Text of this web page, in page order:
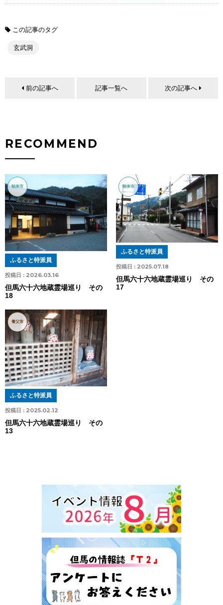
この記事のタグ
玄武洞
前の記事へ 記事一覧へ 次の記事へ
RECOMMEND
朝来市
投稿日 : 2026.03.16
ふるさと特派員
但馬六十六地蔵霊場巡り その
18
朝来市
投稿日 : 2025.07.18
ふるさと特派員
但馬六十六地蔵霊場巡り その
17
養父市
投稿日 : 2025.02.12
ふるさと特派員
但馬六十六地蔵霊場巡り その
13